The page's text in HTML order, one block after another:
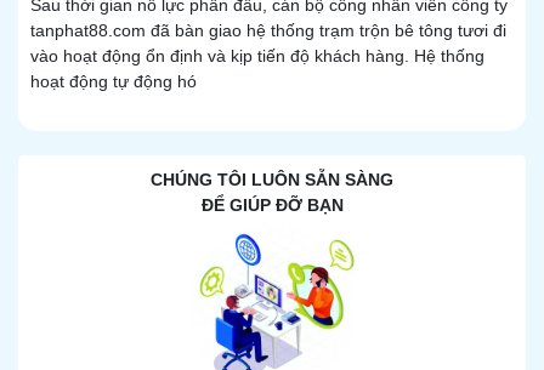
Sau thời gian nỗ lực phấn đấu, cán bộ công nhân viên công ty
tanphat88.com đã bàn giao hệ thống trạm trộn bê tông tươi đi
vào hoạt động ổn định và kịp tiến độ khách hàng. Hệ thống
hoạt động tự động hó
CHÚNG TÔI LUÔN SẴN SÀNG
ĐỂ GIÚP ĐỠ BẠN